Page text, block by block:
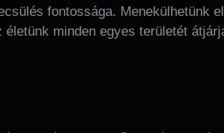
fontossága. Menekülhetünk
minden egyes területét